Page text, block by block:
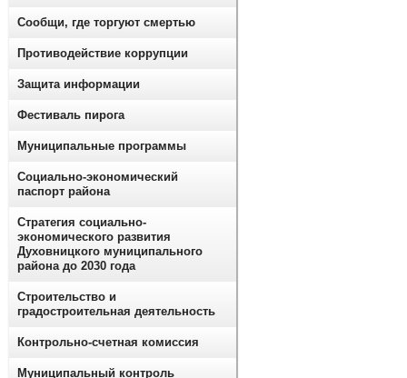
Сообщи, где торгуют смертью
Противодействие коррупции
Защита информации
Фестиваль пирога
Муниципальные программы
Социально-экономический
паспорт района
Стратегия социально-
экономического развития
Духовницкого муниципального
района до 2030 года
Строительство и
градостроительная деятельность
Контрольно-счетная комиссия
Муниципальный контроль